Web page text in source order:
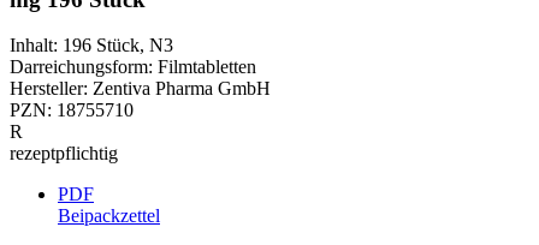
Inhalt: 196 Stück, N3
Darreichungsform: Filmtabletten
Hersteller: Zentiva Pharma GmbH
PZN: 18755710
R
rezeptpflichtig
PDF
Beipackzettel